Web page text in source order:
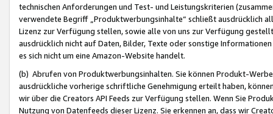
technischen Anforderungen und Test- und Leistungskriterien
verwendete Begriff „Produktwerbungsinhalte“ schließt ausdrücklich
Lizenz zur Verfügung stellen, sowie alle von uns zur Verfügung
ausdrücklich nicht auf Daten, Bilder, Texte oder sonstige
es sich nicht um eine Amazon-Website handelt.
(b) Abrufen von Produktwerbungsinhalten. Sie können Produkt-
ausdrückliche vorherige schriftliche Genehmigung erteilt haben,
wir über die Creators API Feeds zur Verfügung stellen. Wenn Sie
Nutzung von Datenfeeds dieser Lizenz. Sie erkennen an, dass wir